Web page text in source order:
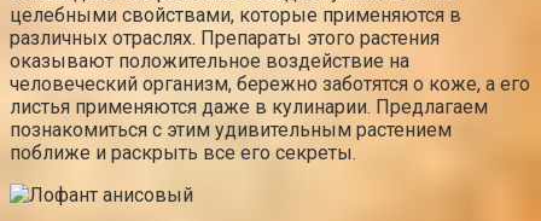
целебными свойствами, которые применяются в
различных отраслях. Препараты этого растения
оказывают положительное воздействие на
человеческий организм, бережно заботятся о коже, а его
листья применяются даже в кулинарии. Предлагаем
познакомиться с этим удивительным растением
поближе и раскрыть все его секреты.